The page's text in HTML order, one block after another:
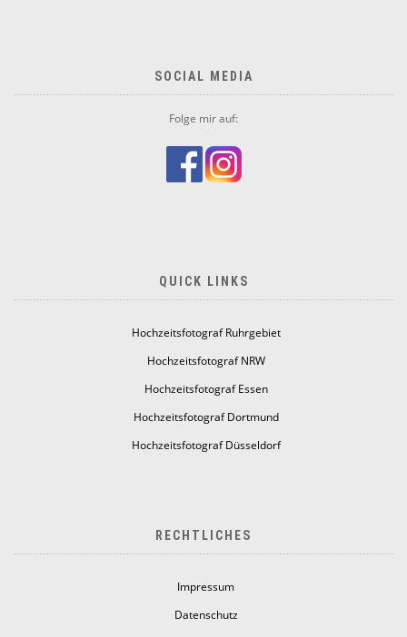
SOCIAL MEDIA
Folge mir auf:
QUICK LINKS
Hochzeitsfotograf Ruhrgebiet
Hochzeitsfotograf NRW
Hochzeitsfotograf Essen
Hochzeitsfotograf Dortmund
Hochzeitsfotograf Düsseldorf
RECHTLICHES
Impressum
Datenschutz